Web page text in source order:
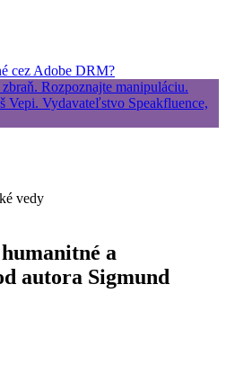
cez Adobe DRM?
vedy
a
autora Sigmund